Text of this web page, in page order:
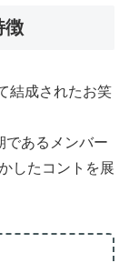
徴
結成されたお笑
であるメンバー
したコントを展